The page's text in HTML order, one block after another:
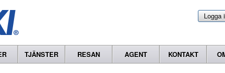
Logga
TJÄNSTER RESAN AGENT KONTAKT